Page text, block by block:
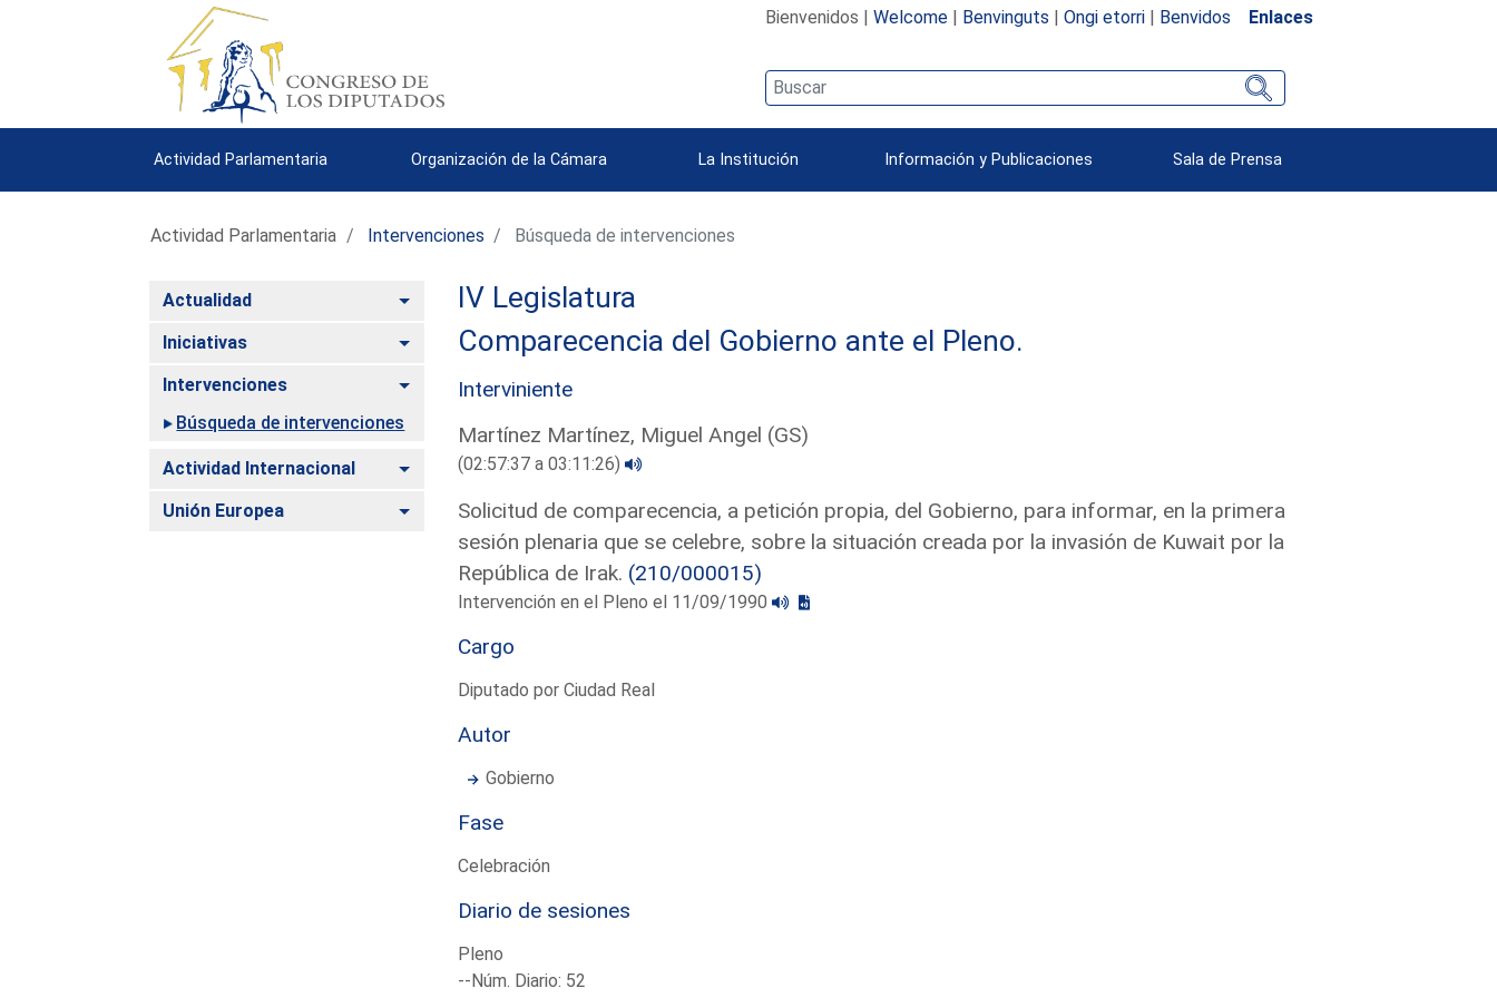
Bienvenidos | Welcome| Benvinguts | Ongi etorri| Benvidos Enlaces
Actividad Parlamentaria Organización de la Cámara La Institución Información y Publicaciones Sala de Prensa
Actividad Parlamentaria Intervenciones Búsqueda de intervenciones
Actualidad Alternar
Iniciativas Alternar
Intervenciones
Alternar
Búsqueda de intervenciones
Actividad Internacional Alternar
Unión Europea Alternar
IV Legislatura
Comparecencia del Gobierno ante el Pleno.
Interviniente
Martínez Martínez, Miguel Angel (GS)
(02:57:37 a 03:11:26)
Solicitud de comparecencia, a petición propia, del Gobierno, para informar, en la primera
sesión plenaria que se celebre, sobre la situación creada por la invasión de Kuwait por la
República de Irak. (210/000015)
Intervención en el Pleno el 11/09/1990
Cargo
Diputado por Ciudad Real
Autor
Gobierno
Fase
Celebración
Diario de sesiones
Pleno
--Núm. Diario: 52